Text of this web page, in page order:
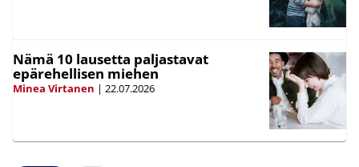
Nämä 10 lausetta paljastavat
epärehellisen miehen
Minea Virtanen | 22.07.2026